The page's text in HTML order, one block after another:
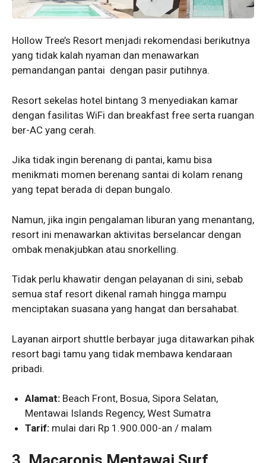
Hollow Tree’s Resort menjadi rekomendasi berikutnya
yang tidak kalah nyaman dan menawarkan
pemandangan pantai dengan pasir putihnya.
Resort sekelas hotel bintang 3 menyediakan kamar
dengan fasilitas WiFi dan breakfast free serta ruangan
ber-AC yang cerah.
Jika tidak ingin berenang di pantai, kamu bisa
menikmati momen berenang santai di kolam renang
yang tepat berada di depan bungalo.
Namun, jika ingin pengalaman liburan yang menantang,
resort ini menawarkan aktivitas berselancar dengan
ombak menakjubkan atau snorkelling.
Tidak perlu khawatir dengan pelayanan di sini, sebab
semua staf resort dikenal ramah hingga mampu
menciptakan suasana yang hangat dan bersahabat.
Layanan airport shuttle berbayar juga ditawarkan pihak
resort bagi tamu yang tidak membawa kendaraan
pribadi.
Alamat: Beach Front, Bosua, Sipora Selatan,
Mentawai Islands Regency, West Sumatra
Tarif: mulai dari Rp 1.900.000-an / malam